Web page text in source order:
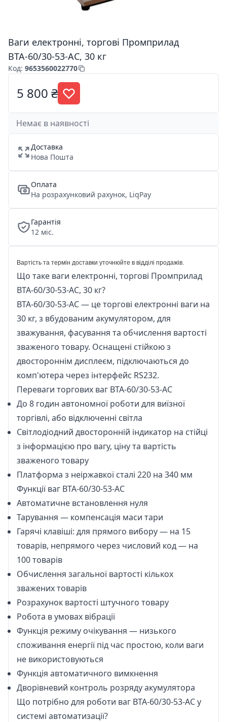
Ваги електронні, торгові Промприлад
ВТА-60/30-53-АС, 30 кг
Код: 9653560022770
5 800 ₴
Немає в наявності
Доставка
Нова Пошта
Оплата
На розрахунковий рахунок, LiqPay
Гарантія
12 міс.
Вартість та термін доставки уточнюйте в відділі продажів.
Що таке ваги електронні, торгові Промприлад
ВТА-60/30-53-АС, 30 кг?
ВТА-60/30-53-АС — це торгові електронні ваги на
30 кг, з вбудованим акумулятором, для
зважування, фасування та обчислення вартості
зваженого товару. Оснащені стійкою з
двостороннім дисплеєм, підключаються до
комп'ютера через інтерфейс RS232.
Переваги торгових ваг ВТА-60/30-53-АС
До 8 годин автономної роботи для виїзної
торгівлі, або відключенні світла
Світлодіодний двосторонній індикатор на стійці
з інформацією про вагу, ціну та вартість
зваженого товару
Платформа з неіржавкої сталі 220 на 340 мм
Функції ваг ВТА-60/30-53-АС
Автоматичне встановлення нуля
Тарування — компенсація маси тари
Гарячі клавіші: для прямого вибору — на 15
товарів, непрямого через числовий код — на
100 товарів
Обчислення загальної вартості кількох
зважених товарів
Розрахунок вартості штучного товару
Робота в умовах вібрації
Функція режиму очікування — низького
споживання енергії під час простою, коли ваги
не використовуються
Функція автоматичного вимкнення
Дворівневий контроль розряду акумулятора
Що потрібно для роботи ваг ВТА-60/30-53-АС у
системі автоматизації?